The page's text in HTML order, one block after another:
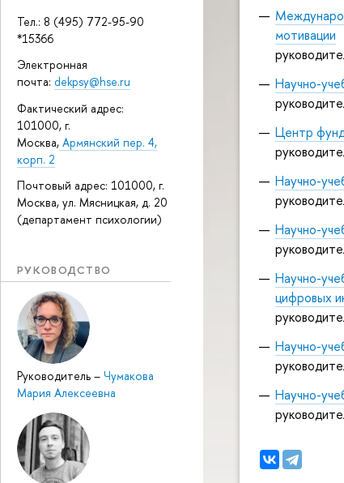
Тел.: 8 (495) 772-95-90
*15366
Электронная
почта: dekpsy@hse.ru
Фактический адрес:
101000, г.
Москва, Армянский пер. 4,
корп. 2
Почтовый адрес: 101000, г.
Москва, ул. Мясницкая, д. 20
(департамент психологии)
РУКОВОДСТВО
Руководитель – Чумакова
Мария Алексеевна
мотивации
Научно-
Центр
Научно-
Научно-
Научно-
цифровых
Научно-
Научно-